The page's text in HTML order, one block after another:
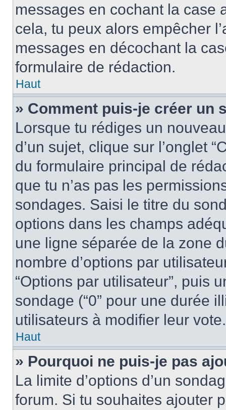
messages en cochant la case
cela, tu peux alors empêcher
messages en décochant la
formulaire de rédaction.
Haut
» Comment puis-je créer un
Lorsque tu rédiges un
d’un sujet, clique sur l’onglet
du formulaire principal de
que tu n’as pas les
sondages. Saisi le titre du
options dans les champs
une ligne séparée de la zone
nombre d’options par
“Options par utilisateur”, puis
sondage (“0” pour une durée
utilisateurs à modifier leur vote.
Haut
» Pourquoi ne puis-je pas
La limite d’options d’un
forum. Si tu souhaites ajouter